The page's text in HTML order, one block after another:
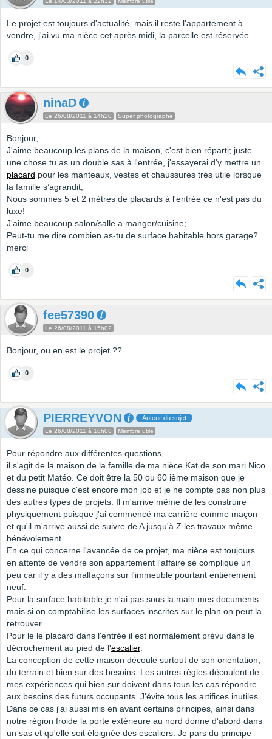
Le projet est toujours d'actualité, mais il reste l'appartement à
vendre, j'ai vu ma nièce cet après midi, la parcelle est réservée
0
ninaD
Le 26/08/2011 à 14h20 Super photographe
Bonjour,
J'aime beaucoup les plans de la maison, c'est bien réparti; juste
une chose tu as un double sas à l'entrée, j'essayerai d'y mettre un
placard pour les manteaux, vestes et chaussures très utile lorsque
la famille s’agrandit;
Nous sommes 5 et 2 mètres de placards à l'entrée ce n'est pas du
luxe!
J'aime beaucoup salon/salle a manger/cuisine;
Peut-tu me dire combien as-tu de surface habitable hors garage?
merci
0
fee57390
Le 26/08/2011 à 15h02
Bonjour, ou en est le projet ??
0
PIERREYVON Auteur du sujet
Le 26/08/2011 à 18h08 Membre utile
Pour répondre aux différentes questions,
il s'agit de la maison de la famille de ma nièce Kat de son mari Nico
et du petit Matéo. Ce doit être la 50 ou 60 ième maison que je
dessine puisque c'est encore mon job et je ne compte pas non plus
des autres types de projets. Il m'arrive même de les construire
physiquement puisque j'ai commencé ma carrière comme maçon
et qu'il m'arrive aussi de suivre de A jusqu'à Z les travaux même
bénévolement.
En ce qui concerne l'avancée de ce projet, ma nièce est toujours
en attente de vendre son appartement l'affaire se complique un
peu car il y a des malfaçons sur l'immeuble pourtant entièrement
neuf.
Pour la surface habitable je n'ai pas sous la main mes documents
mais si on comptabilise les surfaces inscrites sur le plan on peut la
retrouver.
Pour le le placard dans l'entrée il est normalement prévu dans le
décrochement au pied de l'escalier.
La conception de cette maison découle surtout de son orientation,
du terrain et bien sur des besoins. Les autres règles découlent de
mes expériences qui bien sur doivent dans tous les cas répondre
aux besoins des futurs occupants. J'évite tous les artifices inutiles.
Dans ce cas j'ai aussi mis en avant certains principes, ainsi dans
notre région froide la porte extérieure au nord donne d'abord dans
un sas et qu'elle soit éloignée des escaliers. Je pars du principe